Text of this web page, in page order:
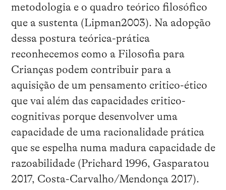
metodologia e o quadro teórico filosófico
que a sustenta (Lipman2003). Na adopção
dessa postura teórica-prática
reconhecemos como a Filosofia para
Crianças podem contribuir para a
aquisição de um pensamento critico-ético
que vai além das capacidades critico-
cognitivas porque desenvolver uma
capacidade de uma racionalidade prática
que se espelha numa madura capacidade de
razoabilidade (Prichard 1996, Gasparatou
2017, Costa-Carvalho/Mendonça 2017).